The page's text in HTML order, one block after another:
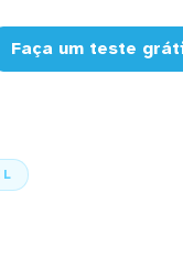
Faça um teste